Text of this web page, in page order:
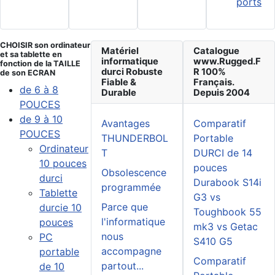
CHOISIR son ordinateur
et sa tablette en
fonction de la TAILLE
de son ECRAN
de 6 à 8
POUCES
de 9 à 10
POUCES
Ordinateur
10 pouces
durci
Tablette
durcie 10
pouces
PC
portable
de 10
Matériel
informatique
durci Robuste
Fiable &
Durable
Avantages
THUNDERBOL
T
Obsolescence
programmée
Parce que
l'informatique
nous
accompagne
partout...
Catalogue
www.Rugged.F
R 100%
Français.
Depuis 2004
Comparatif
Portable
DURCI de 14
pouces
Durabook S14i
G3 vs
Toughbook 55
mk3 vs Getac
S410 G5
Comparatif